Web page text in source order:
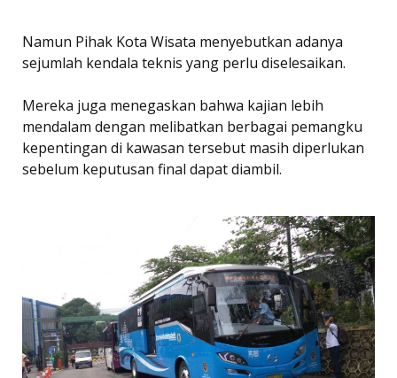
Namun Pihak Kota Wisata menyebutkan adanya
sejumlah kendala teknis yang perlu diselesaikan.
Mereka juga menegaskan bahwa kajian lebih
mendalam dengan melibatkan berbagai pemangku
kepentingan di kawasan tersebut masih diperlukan
sebelum keputusan final dapat diambil.